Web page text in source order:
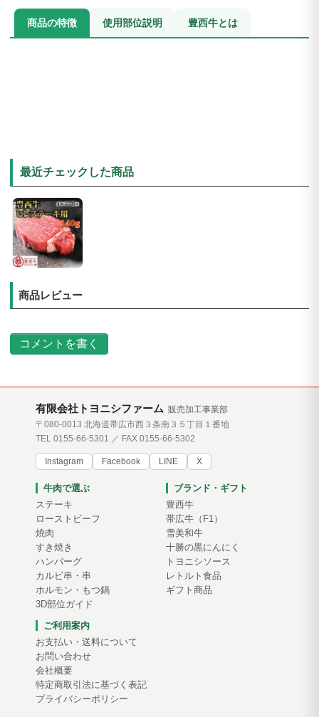
商品の特徴 使用部位説明 豊西牛とは
最近チェックした商品
商品レビュー
コメントを書く
有限会社トヨニシファーム 販売加工事業部
〒080-0013 北海道帯広市西３条南３５丁目１番地
TEL 0155-66-5301 ／ FAX 0155-66-5302
Instagram Facebook LINE X
牛肉で選ぶ
ステーキ
ローストビーフ
焼肉
すき焼き
ハンバーグ
カルビ串・串
ホルモン・もつ鍋
3D部位ガイド
ブランド・ギフト
豊西牛
帯広牛（F1）
雪美和牛
十勝の黒にんにく
トヨニシソース
レトルト食品
ギフト商品
ご利用案内
お支払い・送料について
お問い合わせ
会社概要
特定商取引法に基づく表記
プライバシーポリシー